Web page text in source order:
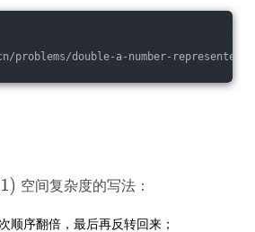
problems/double-a-number-represented-
空间复杂度的写法：
顺序翻倍，最后再反转回来；